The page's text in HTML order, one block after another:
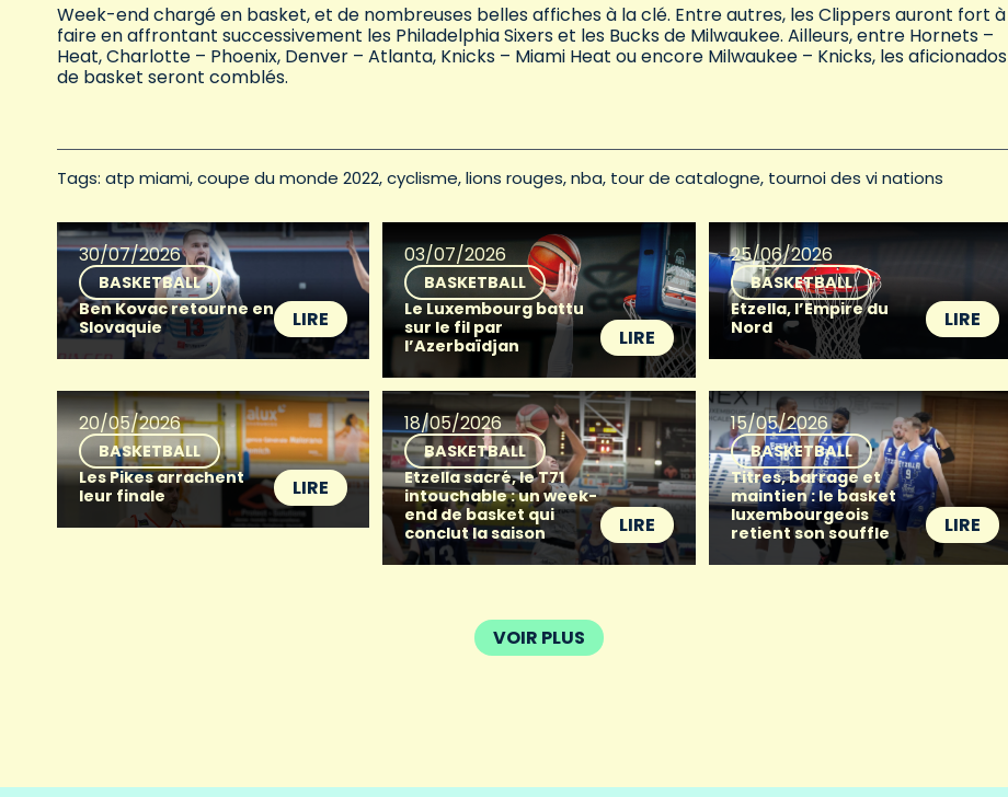
Week-end chargé en basket, et de nombreuses belles affiches à la clé. Entre autres, les Clippers auront fort à
faire en affrontant successivement les Philadelphia Sixers et les Bucks de Milwaukee. Ailleurs, entre Hornets –
Heat, Charlotte – Phoenix, Denver – Atlanta, Knicks – Miami Heat ou encore Milwaukee – Knicks, les aficionados
de basket seront comblés.
Tags: atp miami coupe du monde 2022 cyclisme lions rouges nba tour de catalogne tournoi des vi nations
30/07/2026
BASKETBALL
Ben Kovac retourne en
Slovaquie
LIRE
03/07/2026
BASKETBALL
Le Luxembourg battu
sur le fil par
l’Azerbaïdjan
LIRE
25/06/2026
BASKETBALL
Etzella, l’Empire du
Nord
LIRE
20/05/2026
BASKETBALL
Les Pikes arrachent
leur finale
LIRE
18/05/2026
BASKETBALL
Etzella sacré, le T71
intouchable : un week-
end de basket qui
conclut la saison
LIRE
15/05/2026
BASKETBALL
Titres, barrage et
maintien : le basket
luxembourgeois
retient son souffle
LIRE
VOIR PLUS